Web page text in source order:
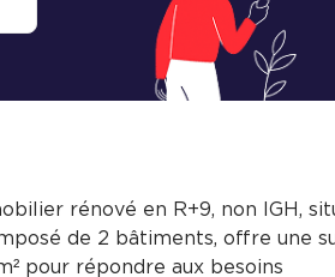
rénové en R+9, non IGH,
de 2 bâtiments, offre une
pour répondre aux besoins